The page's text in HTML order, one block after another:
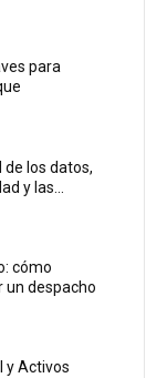
para
de los datos,
y las...
cómo
un despacho
y Activos